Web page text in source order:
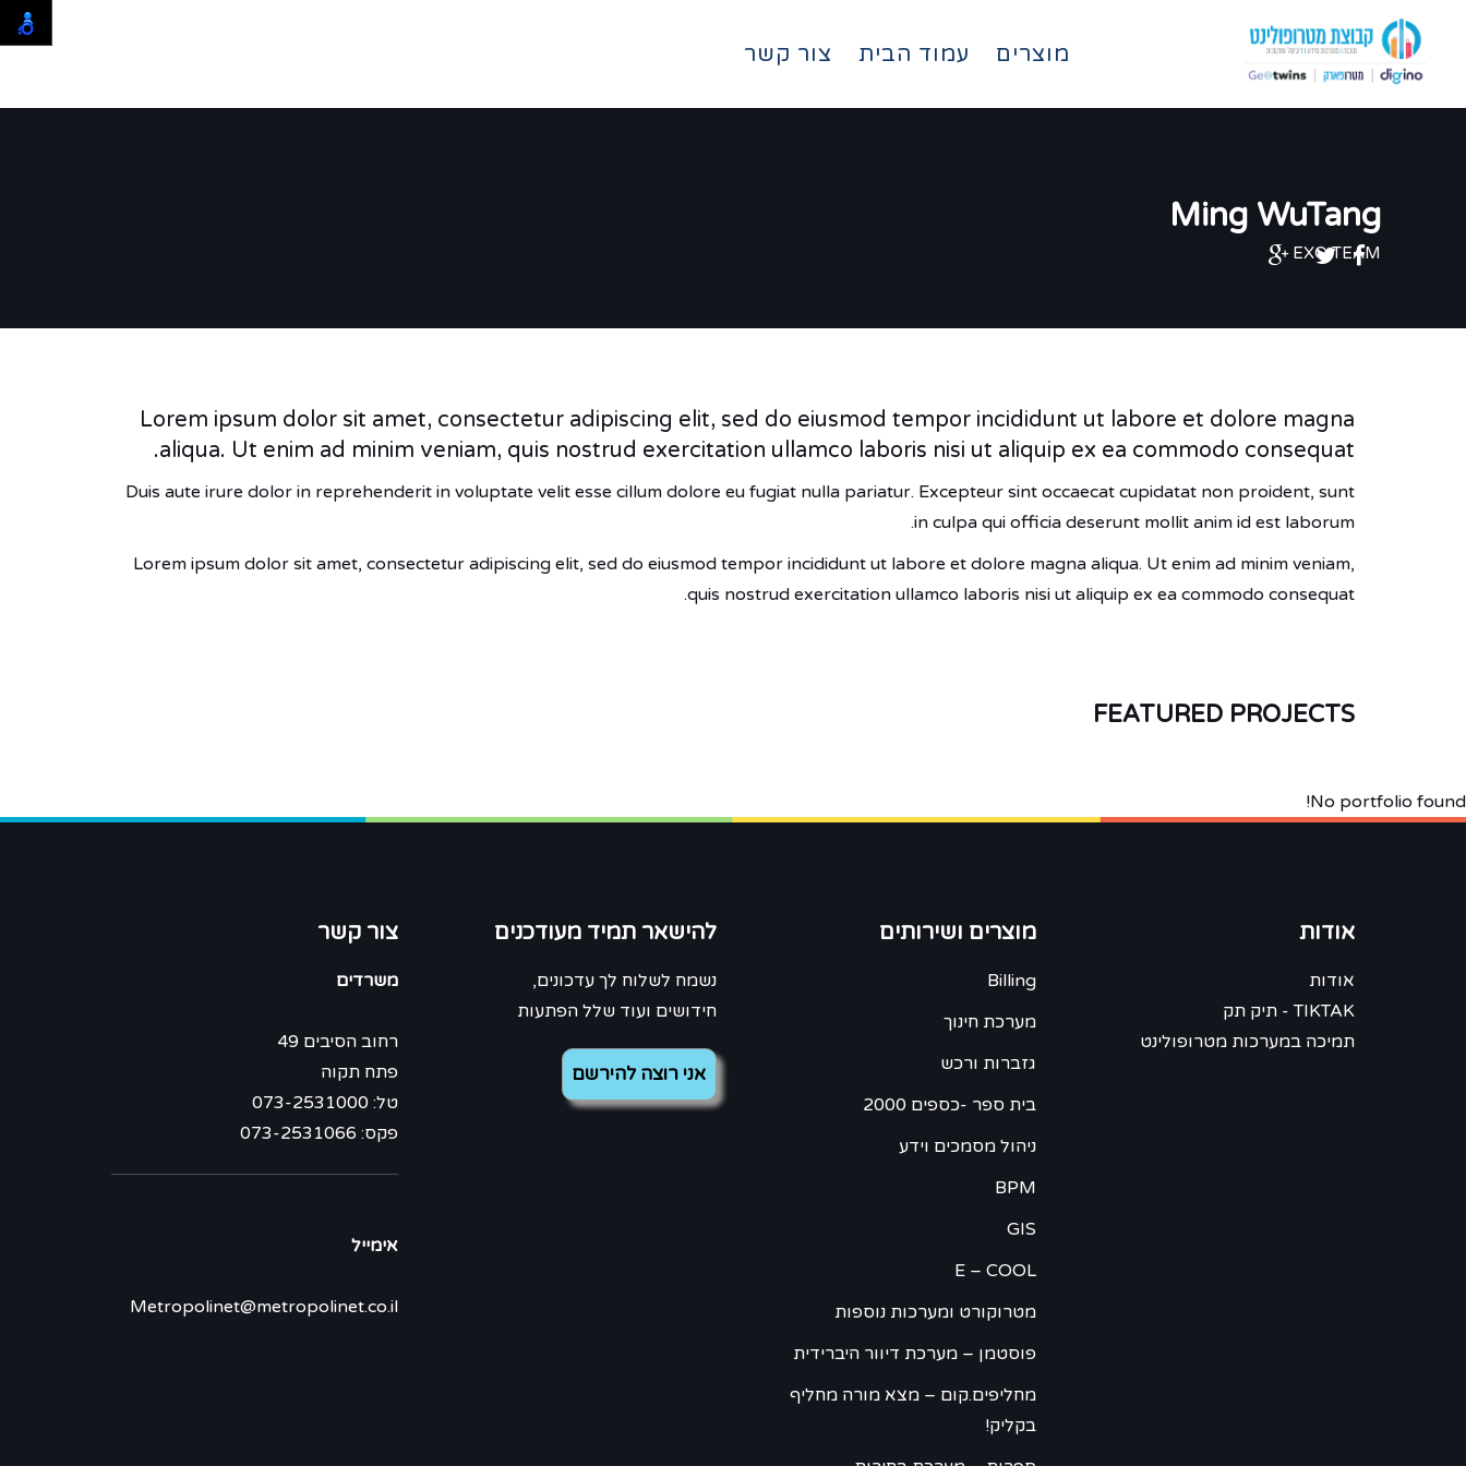
מוצרים עמוד הבית צור קשר
Ming WuTang
EXO TEAM
Lorem ipsum dolor sit amet, consectetur adipiscing elit, sed do eiusmod tempor incididunt ut labore et dolore magna
aliqua. Ut enim ad minim veniam, quis nostrud exercitation ullamco laboris nisi ut aliquip ex ea commodo consequat.
Duis aute irure dolor in reprehenderit in voluptate velit esse cillum dolore eu fugiat nulla pariatur. Excepteur sint occaecat cupidatat non proident, sunt
in culpa qui officia deserunt mollit anim id est laborum.
Lorem ipsum dolor sit amet, consectetur adipiscing elit, sed do eiusmod tempor incididunt ut labore et dolore magna aliqua. Ut enim ad minim veniam,
quis nostrud exercitation ullamco laboris nisi ut aliquip ex ea commodo consequat.
FEATURED PROJECTS
No portfolio found!
אודות
אודות
TIKTAK - תיק תק
תמיכה במערכות מטרופולינט
מוצרים ושירותים
Billing
מערכת חינוך
גזברות ורכש
בית ספר -כספים 2000
ניהול מסמכים וידע
BPM
GIS
E – COOL
מטרוקורט ומערכות נוספות
פוסטמן – מערכת דיוור היברידית
מחליפים.קום – מצא מורה מחליף
בקליק!
להישאר תמיד מעודכנים
נשמח לשלוח לך עדכונים,
חידושים ועוד שלל הפתעות
צור קשר
משרדים
רחוב הסיבים 49
פתח תקוה
טל: 073-2531000
פקס: 073-2531066
אימייל
Metropolinet@metropolinet.co.il